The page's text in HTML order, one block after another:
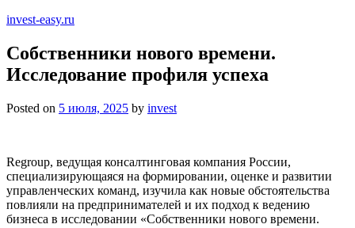
invest-easy.ru
Собственники нового времени.
Исследование профиля успеха
Posted on 5 июля, 2025 by invest
Regroup, ведущая консалтинговая компания России,
специализирующаяся на формировании, оценке и развитии
управленческих команд, изучила как новые обстоятельства
повлияли на предпринимателей и их подход к ведению
бизнеса в исследовании «Собственники нового времени.